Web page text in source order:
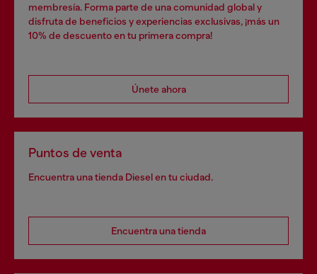
membresía. Forma parte de una comunidad global y
disfruta de beneficios y experiencias exclusivas, ¡más un
10% de descuento en tu primera compra!
Únete ahora
Puntos de venta
Encuentra una tienda Diesel en tu ciudad.
Encuentra una tienda